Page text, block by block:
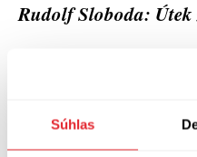
Súhlas
Rudolf Sloboda: Útek